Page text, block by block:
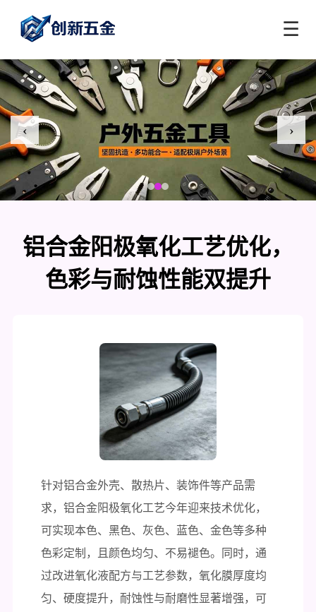
☰
‹ ›
铝合金阳极氧化工艺优化，
色彩与耐蚀性能双提升
针对铝合金外壳、散热片、装饰件等产品需
求，铝合金阳极氧化工艺今年迎来技术优化，
可实现本色、黑色、灰色、蓝色、金色等多种
色彩定制，且颜色均匀、不易褪色。同时，通
过改进氧化液配方与工艺参数，氧化膜厚度均
匀、硬度提升，耐蚀性与耐磨性显著增强，可